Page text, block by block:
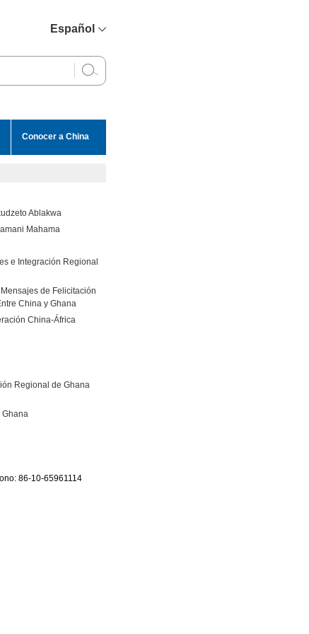
Español
English
Conocer a China
Ablakwa
Mahama
e Integración Regional
de Felicitación
China y Ghana
China-África
Regional de Ghana
Ghana
86-10-65961114